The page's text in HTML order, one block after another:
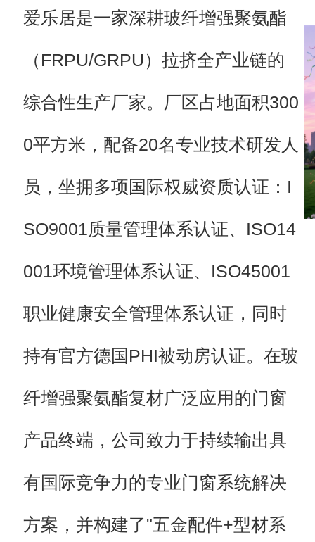
爱乐居是一家深耕玻纤增强聚氨酯
（FRPU/GRPU）拉挤全产业链的
综合性生产厂家。厂区占地面积300
0平方米，配备20名专业技术研发人
员，坐拥多项国际权威资质认证：I
SO9001质量管理体系认证、ISO14
001环境管理体系认证、ISO45001
职业健康安全管理体系认证，同时
持有官方德国PHI被动房认证。 在玻
纤增强聚氨酯复材广泛应用的门窗
产品终端，公司致力于持续输出具
有国际竞争力的专业门窗系统解决
方案，并构建了"五金配件+型材系